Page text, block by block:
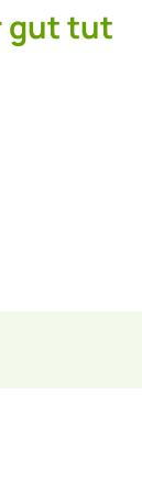
gut tut